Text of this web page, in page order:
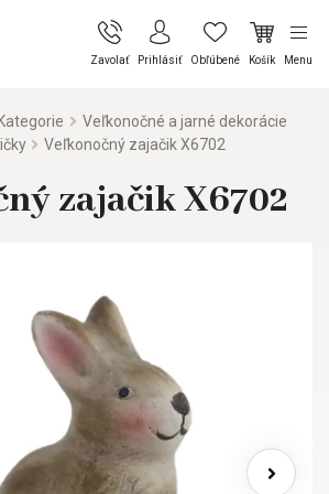
Zavolať Prihlásiť Obľúbené Košík Menu
Kategorie
Veľkonočné a jarné dekorácie
Veľkonočný zajačik X6702
zajačik X6702